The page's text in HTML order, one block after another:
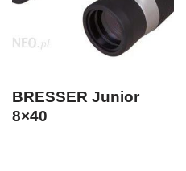
BRESSER Junior
8×40